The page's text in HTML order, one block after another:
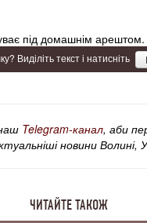
під домашнім арештом.
Виділіть текст і натисніть
Telegram-канал, аби
новини Волині,
ЧИТАЙТЕ ТАКОЖ